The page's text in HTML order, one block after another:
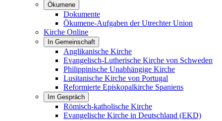
Ökumene
Dokumente
Ökumene-Aufgaben der Utrechter Union
Kirche Online
In Gemeinschaft
Anglikanische Kirche
Evangelisch-Lutherische Kirche von Schweden
Philippinische Unabhängige Kirche
Lusitanische Kirche von Portugal
Reformierte Episkopalkirche Spaniens
Im Gespräch
Römisch-katholische Kirche
Evangelische Kirche in Deutschland (EKD)